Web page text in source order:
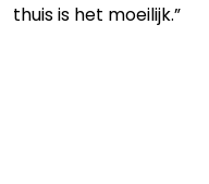
thuis is het moeilijk.”